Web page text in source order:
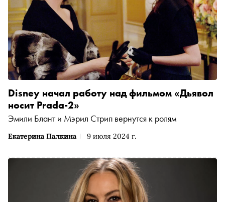
Екатерина Палкина 9 июля 2024 г.
Disney начал работу над фильмом «Дьявол
носит Prada-2»
Эмили Блант и Мэрил Стрип вернутся к ролям